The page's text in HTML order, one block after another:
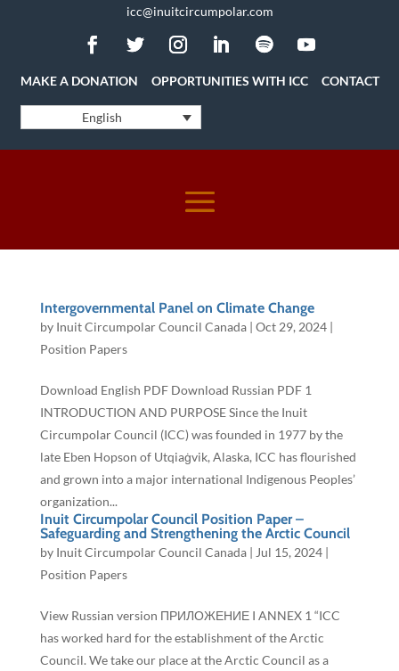
icc@inuitcircumpolar.com
MAKE A DONATION OPPORTUNITIES WITH ICC CONTACT
English
Intergovernmental Panel on Climate Change
by Inuit Circumpolar Council Canada| Oct 29, 2024|
Position Papers
Download English PDF Download Russian PDF 1
INTRODUCTION AND PURPOSE Since the Inuit
Circumpolar Council (ICC) was founded in 1977 by the
late Eben Hopson of Utqiaġvik, Alaska, ICC has flourished
and grown into a major international Indigenous Peoples’
organization...
Inuit Circumpolar Council Position Paper –
Safeguarding and Strengthening the Arctic Council
by Inuit Circumpolar Council Canada| Jul 15, 2024|
Position Papers
View Russian version ПРИЛОЖЕНИЕ I ANNEX 1 “ICC
has worked hard for the establishment of the Arctic
Council. We take our place at the Arctic Council as a